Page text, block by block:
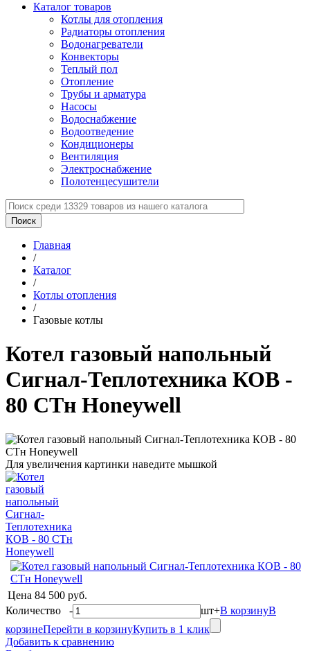
Каталог товаров
Котлы для отопления
Радиаторы отопления
Водонагреватели
Конвекторы
Теплый пол
Отопление
Трубы и арматура
Насосы
Водоснабжение
Водоотведение
Кондиционеры
Вентиляция
Электроснабжение
Полотенцесушители
Главная
/
Каталог
/
Котлы отопления
/
Газовые котлы
Котел газовый напольный
Сигнал-Теплотехника КОВ -
80 СТн Honeywell
Для увеличения картинки наведите мышкой
Цена 84 500 руб.
Количество - шт+В корзинуВ
корзинеПерейти в корзинуКупить в 1 клик
Добавить к сравнению